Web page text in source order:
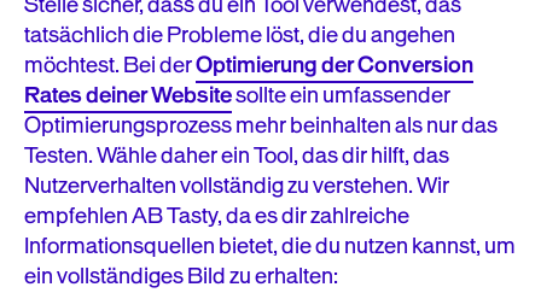
tatsächlich die Probleme löst, die du angehen
möchtest. Bei derOptimierung der Conversion
Rates deiner Websitesollte ein umfassender
Optimierungsprozess mehr beinhalten als nur das
Testen. Wähle daher ein Tool, das dir hilft, das
Nutzerverhalten vollständig zu verstehen. Wir
empfehlen AB Tasty, da es dir zahlreiche
Informationsquellen bietet, die du nutzen kannst, um
ein vollständiges Bild zu erhalten: